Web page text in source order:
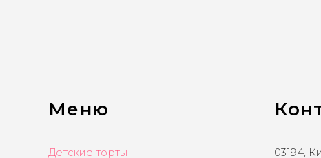
Меню
Детские торты 03194,